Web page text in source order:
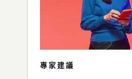
專家建議